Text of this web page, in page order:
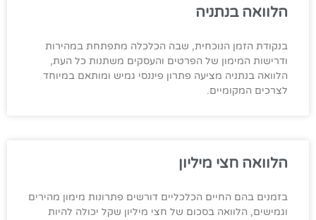
הלוואה בנתניה
בנקודת הזמן הנוכחית, שבה הכלכלה מתפתחת במהירות
ודרישות המימון של הפרטים והעסקים משתנות כל העת,
הלוואה בנתניה מציעה פתרון פיננסי גמיש ומותאם במיוחד
לצרכים המקומיים.
הלוואה חצי מיליון
בזמנים בהם החיים הכלכליים דורשים פתרונות מימון מהירים
וגמישים, הלוואה בסכום של חצי מיליון שקל יכולה להיות